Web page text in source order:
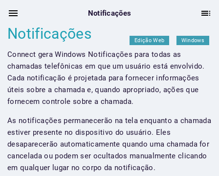
Notificações
Notificações Edição Web Windows
Connect gera Windows Notificações para todas as
chamadas telefônicas em que um usuário está envolvido.
Cada notificação é projetada para fornecer informações
úteis sobre a chamada e, quando apropriado, ações que
fornecem controle sobre a chamada.
As notificações permanecerão na tela enquanto a chamada
estiver presente no dispositivo do usuário. Eles
desaparecerão automaticamente quando uma chamada for
cancelada ou podem ser ocultados manualmente clicando
em qualquer lugar no corpo da notificação.